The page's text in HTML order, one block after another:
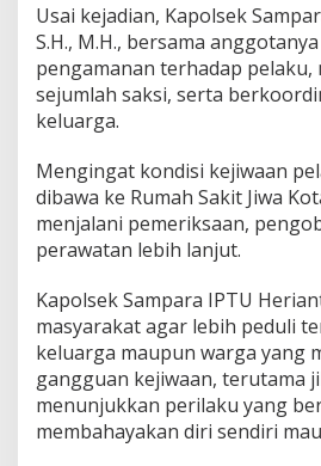
Usai kejadian, Kapolsek
S.H., M.H., bersama
pengamanan terhadap pelaku,
sejumlah saksi, serta
keluarga.
Mengingat kondisi kejiwaan
dibawa ke Rumah Sakit Jiwa
menjalani pemeriksaan,
perawatan lebih lanjut.
Kapolsek Sampara IPTU
masyarakat agar lebih peduli
keluarga maupun warga yang
gangguan kejiwaan, terutama
menunjukkan perilaku yang
membahayakan diri sendiri